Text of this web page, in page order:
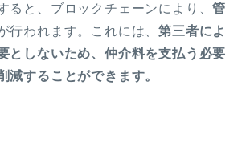
ると、ブロックチェーンにより、管
行われます。 これには、第三者によ
としないため、仲介料を支払う必要
減することができます。